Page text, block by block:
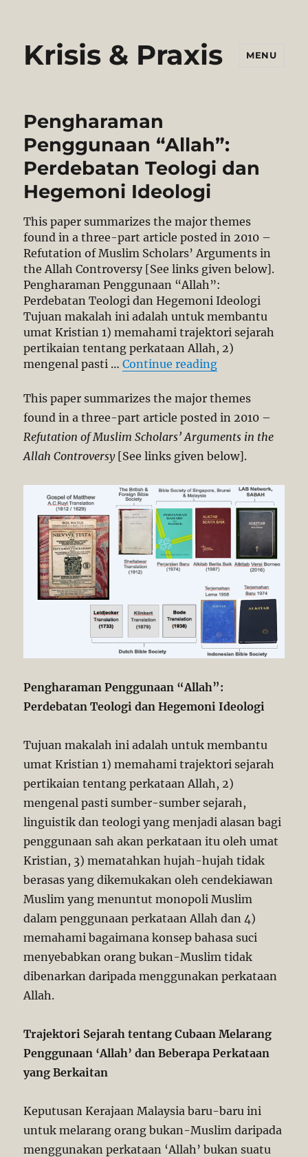
Krisis & Praxis MENU
Pengharaman
Penggunaan “Allah”:
Perdebatan Teologi dan
Hegemoni Ideologi
This paper summarizes the major themes
found in a three-part article posted in 2010 –
Refutation of Muslim Scholars’ Arguments in
the Allah Controversy [See links given below].
Pengharaman Penggunaan “Allah”:
Perdebatan Teologi dan Hegemoni Ideologi
Tujuan makalah ini adalah untuk membantu
umat Kristian 1) memahami trajektori sejarah
pertikaian tentang perkataan Allah, 2)
mengenal pasti …Continue reading“Pengharaman
This paper summarizes the major themes
found in a three-part article posted in 2010 –
Refutation of Muslim Scholars’ Arguments in the
Allah Controversy[See links given below].
Pengharaman Penggunaan “Allah”:
Perdebatan Teologi dan Hegemoni Ideologi
Tujuan makalah ini adalah untuk membantu
umat Kristian 1) memahami trajektori sejarah
pertikaian tentang perkataan Allah, 2)
mengenal pasti sumber-sumber sejarah,
linguistik dan teologi yang menjadi alasan bagi
penggunaan sah akan perkataan itu oleh umat
Kristian, 3) mematahkan hujah-hujah tidak
berasas yang dikemukakan oleh cendekiawan
Muslim yang menuntut monopoli Muslim
dalam penggunaan perkataan Allah dan 4)
memahami bagaimana konsep bahasa suci
menyebabkan orang bukan-Muslim tidak
dibenarkan daripada menggunakan perkataan
Allah.
Trajektori Sejarah tentang Cubaan Melarang
Penggunaan ‘Allah’ dan Beberapa Perkataan
yang Berkaitan
Keputusan Kerajaan Malaysia baru-baru ini
untuk melarang orang bukan-Muslim daripada
menggunakan perkataan ‘Allah’ bukan suatu